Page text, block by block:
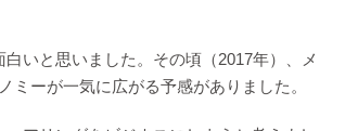
いと思いました。その頃（2017年）、メ
ーが一気に広がる予感がありました。